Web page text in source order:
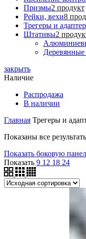
Призмы2 продукт
Рейки, вехи8
Трегеры и
Штативы2
закрыть
Наличие
Распродажа
В наличии
Главная Трегеры и
Показаны все
Показать боковую
Показать 9 12 18 24